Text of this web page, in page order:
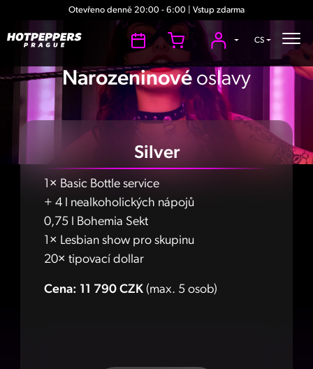
CS
Otevřeno denně 20:00 - 6:00 | Vstup zdarma
Narozeninovéoslavy
Silver
1× Basic Bottle service
+ 4 l nealkoholických nápojů
0,75 l Bohemia Sekt
1× Lesbian show pro skupinu
20× tipovací dollar
Cena: 11 790 CZK (max. 5 osob)